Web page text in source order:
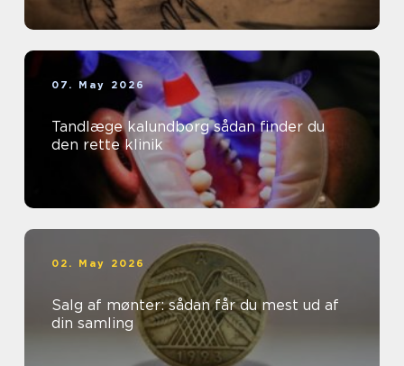
07. May 2026
Tandlæge kalundborg sådan finder du
den rette klinik
02. May 2026
Salg af mønter: sådan får du mest ud af
din samling